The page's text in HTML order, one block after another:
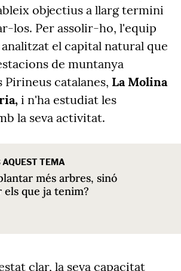
objectius a llarg termini
los. Per assolir-ho, l'equip
el capital natural que
de muntanya
Pirineus catalanes, La Molina
i n'ha estudiat les
la seva activitat.
TEMA
més arbres, sinó
que ja tenim?
clar, la seva capacitat